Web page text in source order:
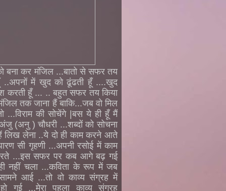
बना कर मंजिल ...बातो से सफर तय
..अपनों में खुद को ढूंढती हूँ ....खुद
करती हूँ ... .. बहुत सफर तय किया
तक जाना हैं बाकि...जब वो मिल
...विराम की सोचेंगे |बस ये ही हूँ मैं
(अनु ) चौधरी ...शब्दों को सोचना
लिख लेना ..ये दो ही काम करने आते
सी गृहणी ...अपनी रसोई में काम
...इस सफर पर कब आगे बढ़ गई
नहीं चला ...कविता के रूप में जब
आई ...तो वो काव्य संग्रह में
गई ...मेरा पहला काव्य संग्रह